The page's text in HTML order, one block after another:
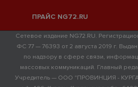
ПРАЙС NG72.RU
Сетевое издание NG72.RU.
ФС 77 — 76393 от 2 августа 2019 г.
по надзору в сфере связи,
массовых коммуникаций. Главный
Учредитель — ООО "ПРОВИНЦИЯ -